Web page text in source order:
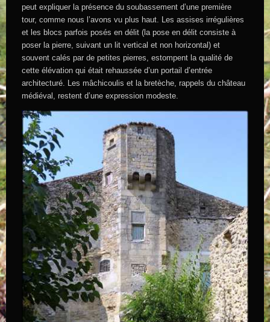
peut expliquer la présence du soubassement d’une première
tour, comme nous l’avons vu plus haut. Les assises irrégulières
et les blocs parfois posés en délit (la pose en délit consiste à
poser la pierre, suivant un lit vertical et non horizontal) et
souvent calés par de petites pierres, estompent la qualité de
cette élévation qui était rehaussée d’un portail d’entrée
architecturé. Les mâchicoulis et la bretèche, rappels du château
médiéval, restent d’une expression modeste.